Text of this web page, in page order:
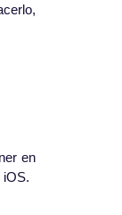
en
iOS.